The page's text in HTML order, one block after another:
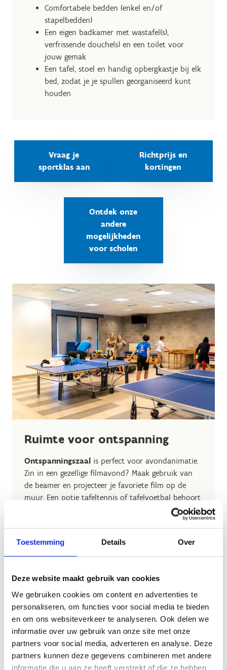
Toestemming Details Over
Deze website maakt gebruik van cookies
We gebruiken cookies om content en advertenties te
personaliseren, om functies voor social media te bieden
en om ons websiteverkeer te analyseren. Ook delen we
informatie over uw gebruik van onze site met onze
partners voor social media, adverteren en analyse. Deze
partners kunnen deze gegevens combineren met andere
informatie die u aan ze heeft verstrekt of die ze hebben
Comfortabele bedden (enkel en/of
stapelbedden)
Een eigen badkamer met wastafel(s),
verfrissende douche(s) en een toilet voor
jouw gemak
Een tafel, stoel en handig opbergkastje bij elk
bed, zodat je je spullen georganiseerd kunt
houden
Vraag je
sportklas aan
Richtprijs en
kortingen
Ontdek onze
andere
mogelijkheden
voor scholen
Ruimte voor ontspanning
Ontspanningszaal is perfect voor avondanimatie.
Zin in een gezellige filmavond? Maak gebruik van
de beamer en projecteer je favoriete film op de
muur. Een potje tafeltennis of tafelvoetbal behoort
Leslokalen: ons sportverblijf is uitgerust met 6
moderne opleidings- of vergaderlokalen. Ideaal
voor theorielessen of toffe indooractiviteiten zoals
lokaal 5: 42,6 m²
lokaal 7: 17,6 m²
Het gebruik van deze zalen is gratis, maar je moet
het wel op voorhand reserveren.